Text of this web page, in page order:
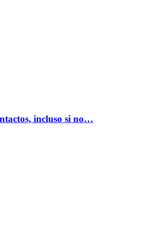
incluso si no…